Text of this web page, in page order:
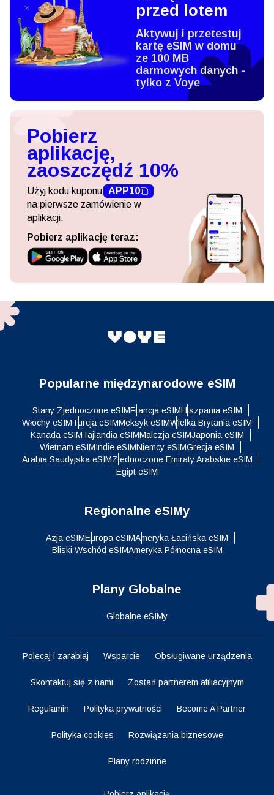
przed lotem
Aktywuj i przetestuj
kartę eSIM w domu
ze 100 MB
darmowych danych -
tylko z Voye
Pobierz
aplikację,
zaoszczędź 10%
Użyj kodu kuponu APP10
na pierwsze zamówienie w
aplikacji.
Pobierz aplikację teraz:
Popularne międzynarodowe eSIM
Stany Zjednoczone eSIMFrancja eSIMHiszpania eSIM
Włochy eSIMTurcja eSIMMeksyk eSIMWielka Brytania eSIM
Kanada eSIMTajlandia eSIMMalezja eSIMJaponia eSIM
Wietnam eSIMIndie eSIMNiemcy eSIMGrecja eSIM
Arabia Saudyjska eSIMZjednoczone Emiraty Arabskie eSIM
Egipt eSIM
Regionalne eSIMy
Azja eSIMEuropa eSIMAmeryka Łacińska eSIM
Bliski Wschód eSIMAmeryka Północna eSIM
Plany Globalne
Globalne eSIMy
Polecaj i zarabiaj Wsparcie Obsługiwane urządzenia
Skontaktuj się z nami Zostań partnerem afiliacyjnym
Regulamin Polityka prywatności Become A Partner
Polityka cookies Rozwiązania biznesowe
Plany rodzinne